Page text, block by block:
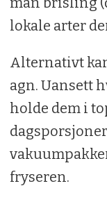
lokale arter
Alternativt
agn. Uansett
holde dem i
fryseren.